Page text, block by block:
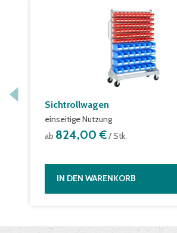
Sichtrollwagen
einseitige Nutzung
ab 824,00 €/ Stk.
IN DEN WARENKORB